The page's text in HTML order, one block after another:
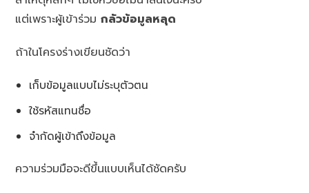
แต่เพราะผู้เข้าร่วมกลัวข้อมูลหลุด
ถ้าในโครงร่างเขียนชัดว่า
เก็บข้อมูลแบบไม่ระบุตัวตน
ใช้รหัสแทนชื่อ
จำกัดผู้เข้าถึงข้อมูล
ความร่วมมือจะดีขึ้นแบบเห็นได้ชัดครับ